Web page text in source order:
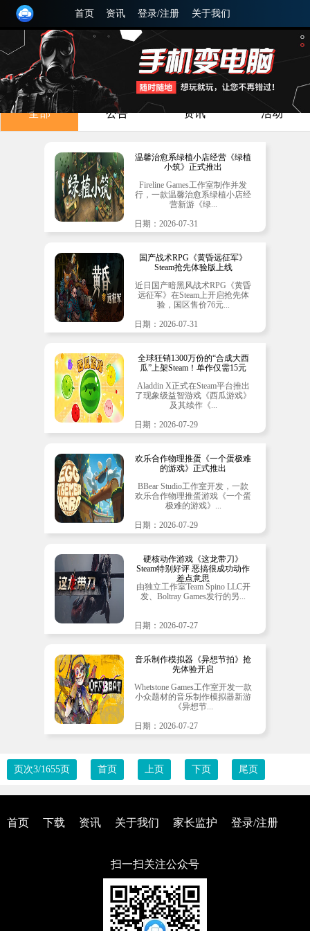
首页 资讯 登录/注册 关于我们
全部 公告 资讯 活动
温馨治愈系绿植小店经营《绿植
小筑》正式推出
Fireline Games工作室制作并发
行，一款温馨治愈系绿植小店经
营新游《绿...
日期：2026-07-31
国产战术RPG《黄昏远征军》
Steam抢先体验版上线
近日国产暗黑风战术RPG《黄昏
远征军》在Steam上开启抢先体
验，国区售价76元...
日期：2026-07-31
全球狂销1300万份的“合成大西
瓜”上架Steam！单作仅需15元
Aladdin X正式在Steam平台推出
了现象级益智游戏《西瓜游戏》
及其续作《...
日期：2026-07-29
欢乐合作物理推蛋《一个蛋极难
的游戏》正式推出
BBear Studio工作室开发，一款
欢乐合作物理推蛋游戏《一个蛋
极难的游戏》...
日期：2026-07-29
硬核动作游戏《这龙带刀》
Steam特别好评 恶搞很成功动作
差点意思
由独立工作室Team Spino LLC开
发、Boltray Games发行的另...
日期：2026-07-27
音乐制作模拟器《异想节拍》抢
先体验开启
Whetstone Games工作室开发一款
小众题材的音乐制作模拟器新游
《异想节...
日期：2026-07-27
页次3/1655页 首页 上页 下页 尾页
首页 下载 资讯 关于我们 家长监护 登录/注册
扫一扫关注公众号